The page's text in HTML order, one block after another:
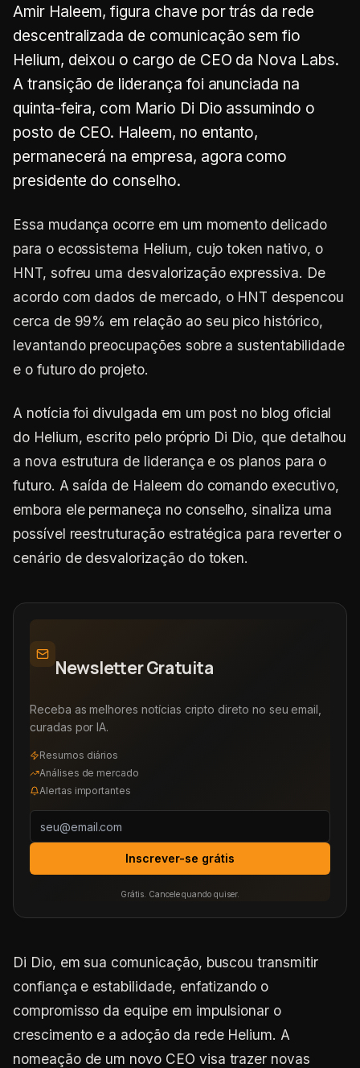
Amir Haleem, figura chave por trás da rede
descentralizada de comunicação sem fio
Helium, deixou o cargo de CEO da Nova Labs.
A transição de liderança foi anunciada na
quinta-feira, com Mario Di Dio assumindo o
posto de CEO. Haleem, no entanto,
permanecerá na empresa, agora como
presidente do conselho.
Essa mudança ocorre em um momento delicado
para o ecossistema Helium, cujo token nativo, o
HNT, sofreu uma desvalorização expressiva. De
acordo com dados de mercado, o HNT despencou
cerca de 99% em relação ao seu pico histórico,
levantando preocupações sobre a sustentabilidade
e o futuro do projeto.
A notícia foi divulgada em um post no blog oficial
do Helium, escrito pelo próprio Di Dio, que detalhou
a nova estrutura de liderança e os planos para o
futuro. A saída de Haleem do comando executivo,
embora ele permaneça no conselho, sinaliza uma
possível reestruturação estratégica para reverter o
cenário de desvalorização do token.
Newsletter Gratuita
Receba as melhores notícias cripto direto no seu email,
curadas por IA.
Resumos diários
Análises de mercado
Alertas importantes
Inscrever-se grátis
Grátis. Cancele quando quiser.
Di Dio, em sua comunicação, buscou transmitir
confiança e estabilidade, enfatizando o
compromisso da equipe em impulsionar o
crescimento e a adoção da rede Helium. A
nomeação de um novo CEO visa trazer novas